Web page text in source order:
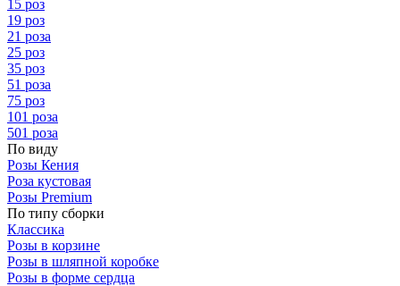
15 роз
19 роз
21 роза
25 роз
35 роз
51 роза
75 роз
101 роза
501 роза
По виду
Розы Кения
Роза кустовая
Розы Premium
По типу сборки
Классика
Розы в корзине
Розы в шляпной коробке
Розы в форме сердца